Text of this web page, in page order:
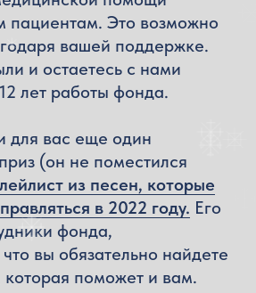
пациентам. Это возможно
вашей поддержке.
и остаетесь с нами
лет работы фонда.
для вас еще один
(он не поместился
из песен, которые
в 2022 году. Его
фонда,
вы обязательно найдете
которая поможет и вам.